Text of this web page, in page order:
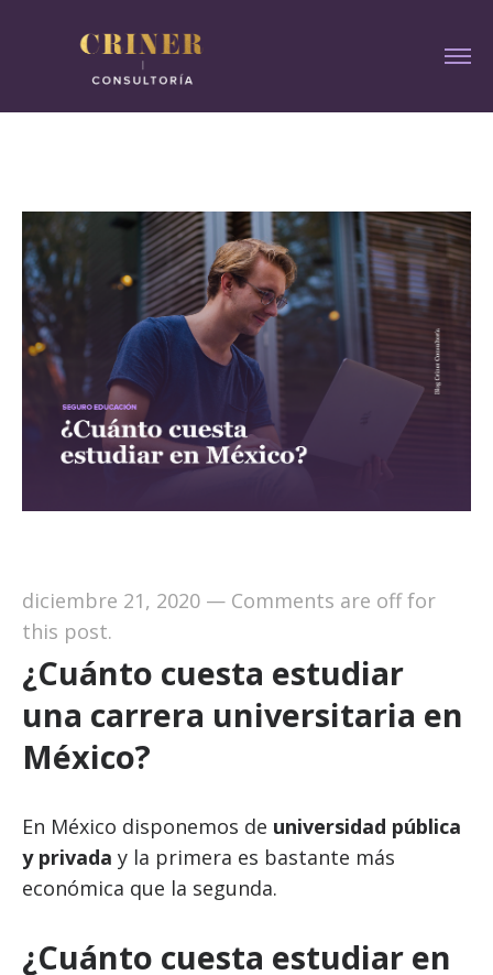
diciembre 21, 2020— Comments are off for
this post.
¿Cuánto cuesta estudiar
una carrera universitaria en
México?
En México disponemos de universidad pública
y privada y la primera es bastante más
económica que la segunda.
¿Cuánto cuesta estudiar en